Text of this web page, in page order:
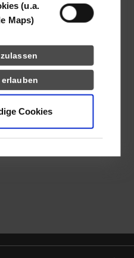
(u.a.
Maps)
Cookies
Events und den
Show larger version